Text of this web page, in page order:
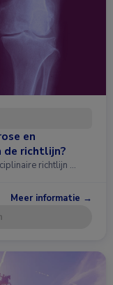
en
de richtlijn?
richtlijn …
Meer informatie →